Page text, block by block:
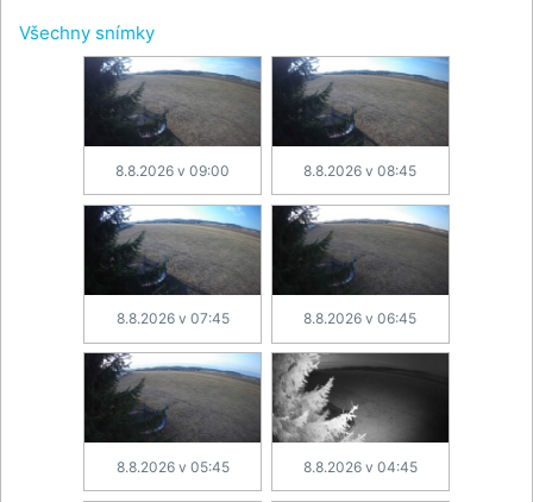
Všechny snímky
8.8.2026 v 09:00 8.8.2026 v 08:45
8.8.2026 v 07:45 8.8.2026 v 06:45
8.8.2026 v 05:45 8.8.2026 v 04:45